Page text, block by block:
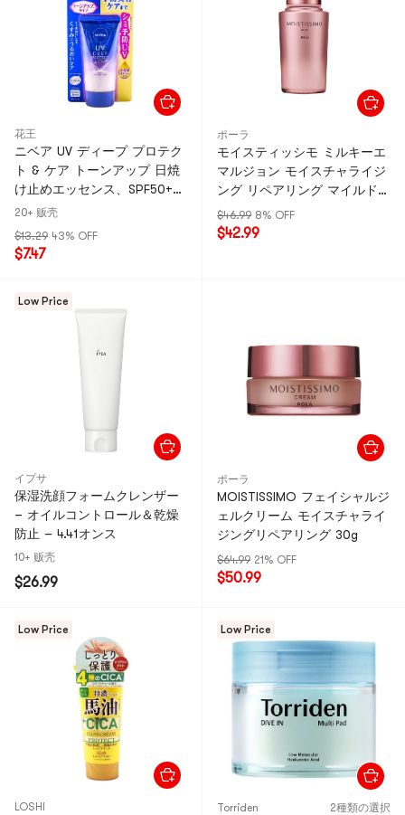
花王
ニベア UV ディープ プロテク
ト & ケア トーンアップ 日焼
け止めエッセンス、SPF50+
PA++++、1.76 オンス
20+ 贩壳
$13.29 43% OFF
$7.47
ポーラ
モイスティッシモ ミルキーエ
マルジョン モイスチャライジ
ング リペアリング マイルド
95ml
$46.99 8% OFF
$42.99
Low Price
イプサ
保湿洗顔フォームクレンザー
– オイルコントロール＆乾燥
防止 – 4.41オンス
10+ 贩壳
$26.99
ポーラ
MOISTISSIMO フェイシャルジ
ェルクリーム モイスチャライ
ジングリペアリング 30g
$64.99 21% OFF
$50.99
Low Price
LOSHI
Low Price
Torriden 2種類の選択